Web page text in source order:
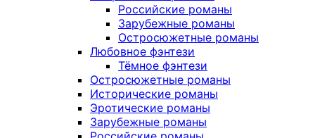
Российские романы
Зарубежные романы
Остросюжетные романы
Любовное фэнтези
Тёмное фэнтези
Остросюжетные романы
Исторические романы
Эротические романы
Зарубежные романы